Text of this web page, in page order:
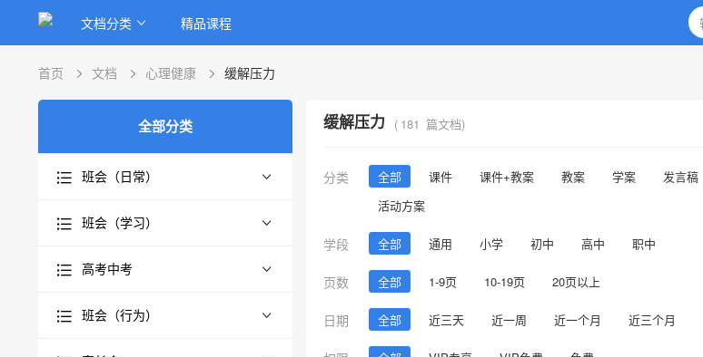
文档分类 精品课程
首页 文档 心理健康 缓解压力
全部分类
班会（日常）
班会（学习）
高考中考
班会（行为）
缓解压力 ( 181 篇文档)
分类 全部 课件 课件+教案 教案 学案 发言稿
活动方案
学段 全部 通用 小学 初中 高中 职中
页数 全部 1-9页 10-19页 20页以上
日期 全部 近三天 近一周 近一个月 近三个月